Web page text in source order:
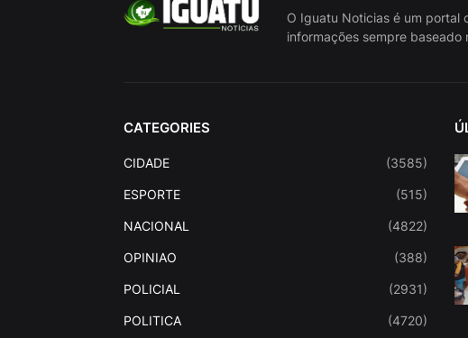
O Iguatu Noticias é um
informações sempre
CATEGORIES
CIDADE (3585)
ESPORTE (515)
NACIONAL (4822)
OPINIAO (388)
POLICIAL (2931)
POLITICA (4720)